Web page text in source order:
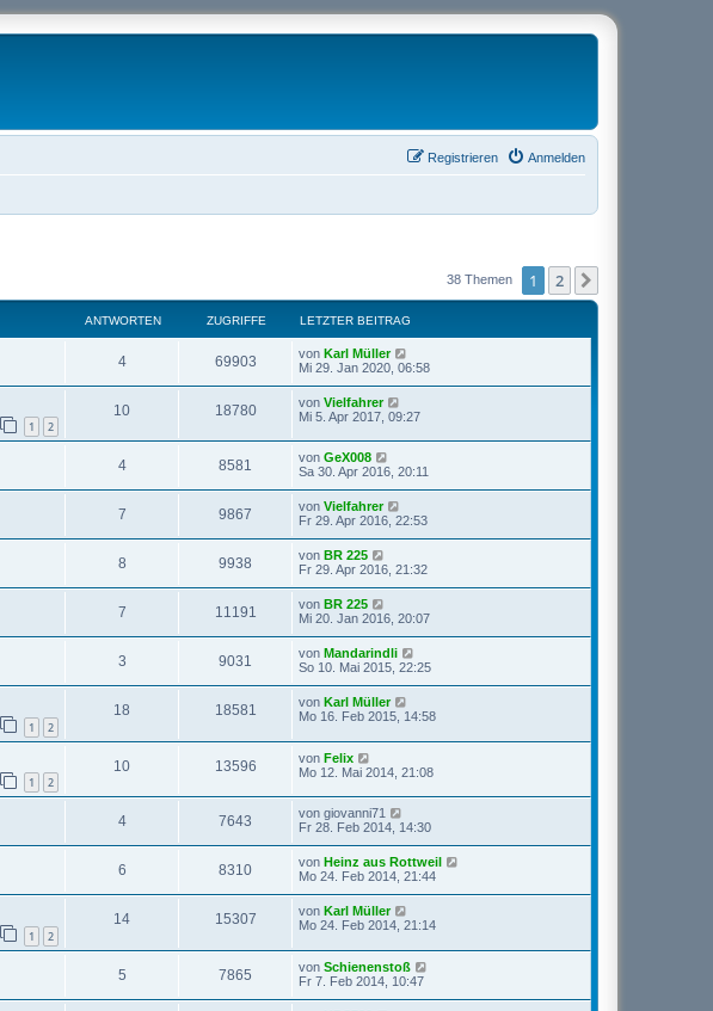
Anmelden
Registrieren
38 Themen 1 2
ANTWORTEN ZUGRIFFE LETZTER BEITRAG
4 69903 von Karl Müller
Mi 29. Jan 2020, 06:58
1 2
10 18780 von Vielfahrer
Mi 5. Apr 2017, 09:27
4 8581 von GeX008
Sa 30. Apr 2016, 20:11
7 9867 von Vielfahrer
Fr 29. Apr 2016, 22:53
8 9938 von BR 225
Fr 29. Apr 2016, 21:32
7 11191 von BR 225
Mi 20. Jan 2016, 20:07
3 9031 von Mandarindli
So 10. Mai 2015, 22:25
1 2
18 18581 von Karl Müller
Mo 16. Feb 2015, 14:58
1 2
10 13596 von Felix
Mo 12. Mai 2014, 21:08
4 7643 von giovanni71
Fr 28. Feb 2014, 14:30
6 8310 von Heinz aus Rottweil
Mo 24. Feb 2014, 21:44
1 2
14 15307 von Karl Müller
Mo 24. Feb 2014, 21:14
5 7865 von Schienenstoß
Fr 7. Feb 2014, 10:47